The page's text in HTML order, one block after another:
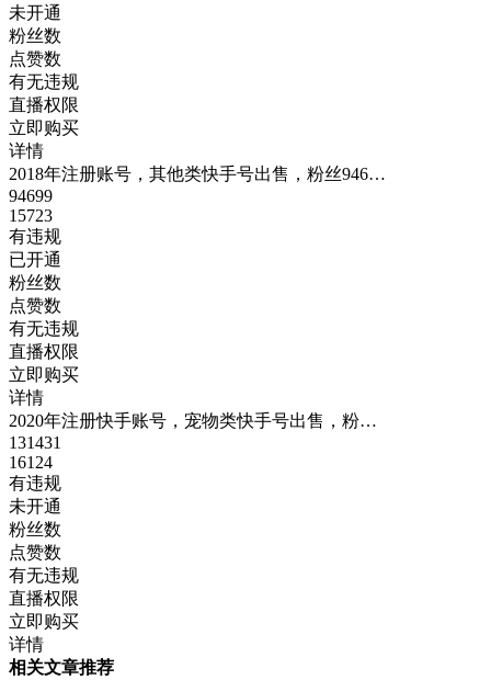
未开通
粉丝数
点赞数
有无违规
直播权限
立即购买
详情
2018年注册账号，其他类快手号出售，粉丝946…
94699
15723
有违规
已开通
粉丝数
点赞数
有无违规
直播权限
立即购买
详情
2020年注册快手账号，宠物类快手号出售，粉…
131431
16124
有违规
未开通
粉丝数
点赞数
有无违规
直播权限
立即购买
详情
相关文章推荐